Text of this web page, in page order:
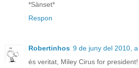
*Sànset*
Respon
Robertinhos 9 de juny del 2010,
és veritat, Miley Cirus for president!